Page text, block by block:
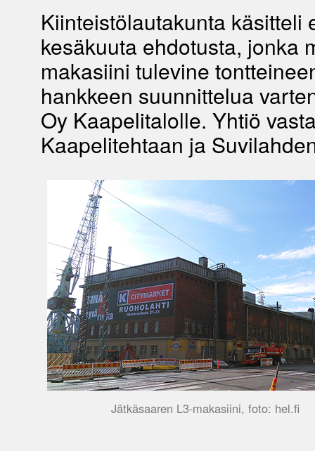
Kiinteistölautakunta käsitteli
kesäkuuta ehdotusta, jonka
makasiini tulevine
hankkeen suunnittelua
Oy Kaapelitalolle. Yhtiö
Kaapelitehtaan ja
Jätkäsaaren L3-makasiini, foto: hel.fi